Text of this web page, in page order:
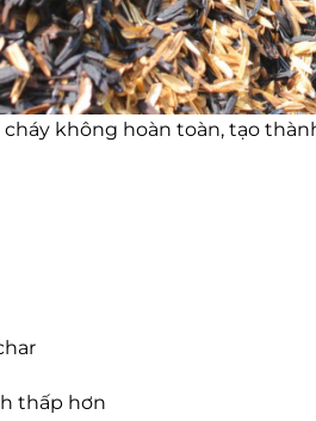
không hoàn toàn, tạo
thấp hơn